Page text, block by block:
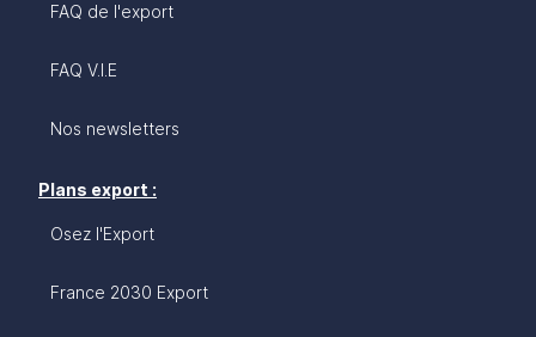
FAQ de l'export
FAQ V.I.E
Nos newsletters
Plans export :
Osez l'Export
France 2030 Export